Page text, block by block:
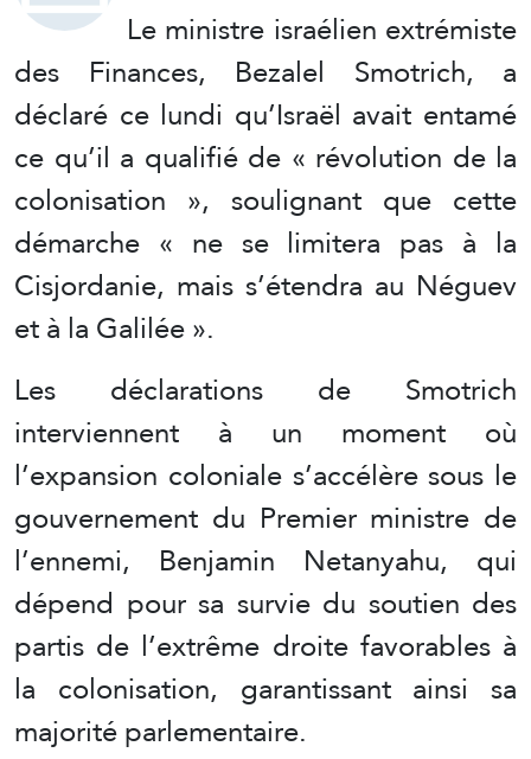
Le ministre israélien extrémiste
des Finances, Bezalel Smotrich, a
déclaré ce lundi qu’Israël avait entamé
ce qu’il a qualifié de « révolution de la
colonisation », soulignant que cette
démarche « ne se limitera pas à la
Cisjordanie, mais s’étendra au Néguev
et à la Galilée ».
Les déclarations de Smotrich
interviennent à un moment où
l’expansion coloniale s’accélère sous le
gouvernement du Premier ministre de
l’ennemi, Benjamin Netanyahu, qui
dépend pour sa survie du soutien des
partis de l’extrême droite favorables à
la colonisation, garantissant ainsi sa
majorité parlementaire.